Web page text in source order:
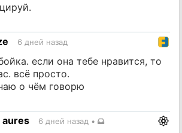
6 дней назад
если она тебе нравится, то
всё просто.
о чём говорю
aures 6 дней назад •